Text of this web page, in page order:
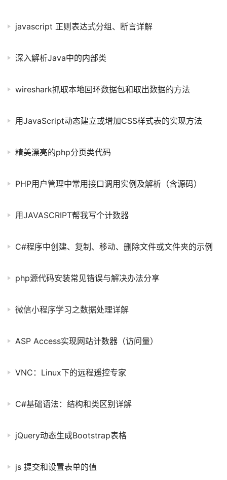
javascript 正则表达式分组、断言详解
深入解析Java中的内部类
wireshark抓取本地回环数据包和取出数据的方法
用JavaScript动态建立或增加CSS样式表的实现方法
精美漂亮的php分页类代码
PHP用户管理中常用接口调用实例及解析（含源码）
用JAVASCRIPT帮我写个计数器
C#程序中创建、复制、移动、删除文件或文件夹的示例
php源代码安装常见错误与解决办法分享
微信小程序学习之数据处理详解
ASP Access实现网站计数器（访问量）
VNC：Linux下的远程遥控专家
C#基础语法：结构和类区别详解
jQuery动态生成Bootstrap表格
js 提交和设置表单的值